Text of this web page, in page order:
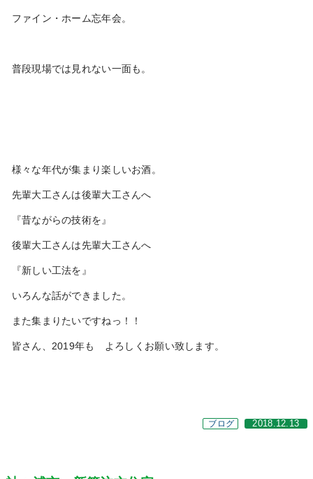
ファイン・ホーム忘年会。
普段現場では見れない一面も。
様々な年代が集まり楽しいお酒。
先輩大工さんは後輩大工さんへ
『昔ながらの技術を』
後輩大工さんは先輩大工さんへ
『新しい工法を』
いろんな話ができました。
また集まりたいですねっ！！
皆さん、2019年も よろしくお願い致します。
ブログ 2018.12.13